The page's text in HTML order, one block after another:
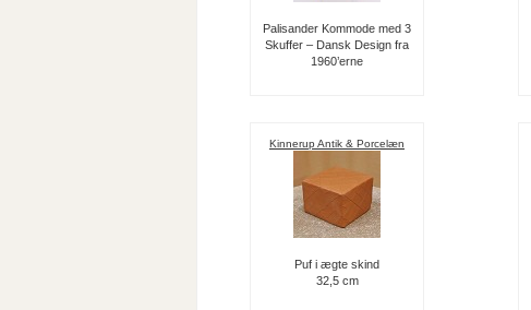
Palisander Kommode med 3
Skuffer – Dansk Design fra
1960’erne
Kinnerup Antik & Porcelæn
Puf i ægte skind
32,5 cm